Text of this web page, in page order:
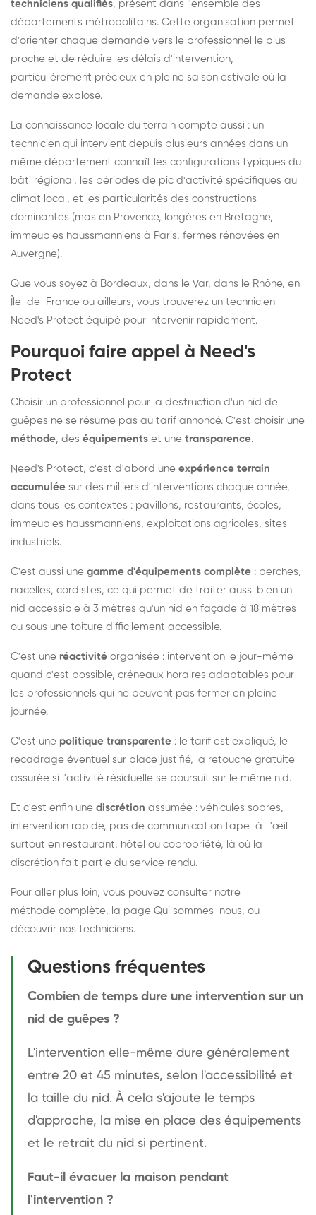
techniciens qualifiés, présent dans l'ensemble des
départements métropolitains. Cette organisation permet
d'orienter chaque demande vers le professionnel le plus
proche et de réduire les délais d'intervention,
particulièrement précieux en pleine saison estivale où la
demande explose.
La connaissance locale du terrain compte aussi : un
technicien qui intervient depuis plusieurs années dans un
même département connaît les configurations typiques du
bâti régional, les périodes de pic d'activité spécifiques au
climat local, et les particularités des constructions
dominantes (mas en Provence, longères en Bretagne,
immeubles haussmanniens à Paris, fermes rénovées en
Auvergne).
Que vous soyez à Bordeaux, dans le Var, dans le Rhône, en
Île-de-France ou ailleurs, vous trouverez un technicien
Need's Protect équipé pour intervenir rapidement.
Pourquoi faire appel à Need's
Protect
Choisir un professionnel pour la destruction d'un nid de
guêpes ne se résume pas au tarif annoncé. C'est choisir une
méthode, des équipements et une transparence.
Need's Protect, c'est d'abord une expérience terrain
accumulée sur des milliers d'interventions chaque année,
dans tous les contextes : pavillons, restaurants, écoles,
immeubles haussmanniens, exploitations agricoles, sites
industriels.
C'est aussi une gamme d'équipements complète : perches,
nacelles, cordistes, ce qui permet de traiter aussi bien un
nid accessible à 3 mètres qu'un nid en façade à 18 mètres
ou sous une toiture difficilement accessible.
C'est une réactivité organisée : intervention le jour-même
quand c'est possible, créneaux horaires adaptables pour
les professionnels qui ne peuvent pas fermer en pleine
journée.
C'est une politique transparente : le tarif est expliqué, le
recadrage éventuel sur place justifié, la retouche gratuite
assurée si l'activité résiduelle se poursuit sur le même nid.
Et c'est enfin une discrétion assumée : véhicules sobres,
intervention rapide, pas de communication tape-à-l'œil —
surtout en restaurant, hôtel ou copropriété, là où la
discrétion fait partie du service rendu.
Pour aller plus loin, vous pouvez consulter notre
méthode complète, la page Qui sommes-nous, ou
découvrir nos techniciens.
Questions fréquentes
Combien de temps dure une intervention sur un
nid de guêpes ?
L'intervention elle-même dure généralement
entre 20 et 45 minutes, selon l'accessibilité et
la taille du nid. À cela s'ajoute le temps
d'approche, la mise en place des équipements
et le retrait du nid si pertinent.
Faut-il évacuer la maison pendant
l'intervention ?